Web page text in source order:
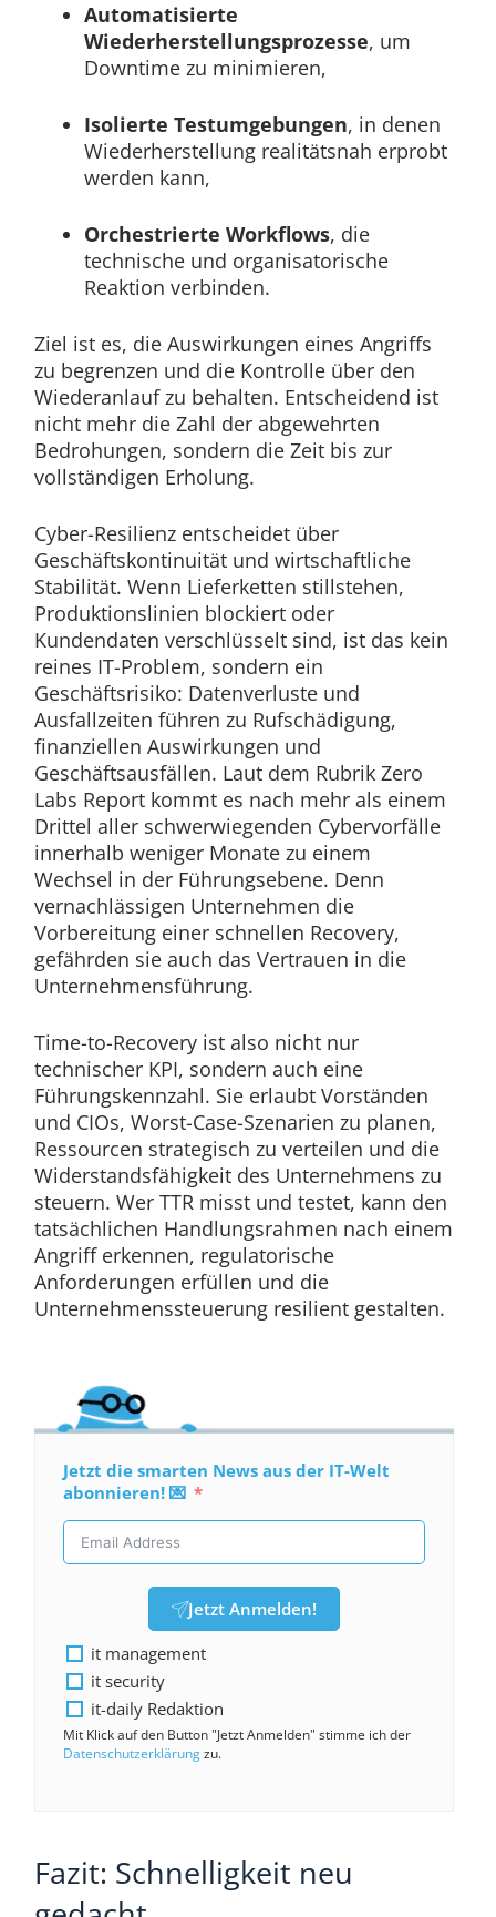
Automatisierte
Wiederherstellungsprozesse, um
Downtime zu minimieren,
Isolierte Testumgebungen, in denen
Wiederherstellung realitätsnah erprobt
werden kann,
Orchestrierte Workflows, die
technische und organisatorische
Reaktion verbinden.
Ziel ist es, die Auswirkungen eines Angriffs
zu begrenzen und die Kontrolle über den
Wiederanlauf zu behalten. Entscheidend ist
nicht mehr die Zahl der abgewehrten
Bedrohungen, sondern die Zeit bis zur
vollständigen Erholung.
Cyber-Resilienz entscheidet über
Geschäftskontinuität und wirtschaftliche
Stabilität. Wenn Lieferketten stillstehen,
Produktionslinien blockiert oder
Kundendaten verschlüsselt sind, ist das kein
reines IT-Problem, sondern ein
Geschäftsrisiko: Datenverluste und
Ausfallzeiten führen zu Rufschädigung,
finanziellen Auswirkungen und
Geschäftsausfällen. Laut dem Rubrik Zero
Labs Report kommt es nach mehr als einem
Drittel aller schwerwiegenden Cybervorfälle
innerhalb weniger Monate zu einem
Wechsel in der Führungsebene. Denn
vernachlässigen Unternehmen die
Vorbereitung einer schnellen Recovery,
gefährden sie auch das Vertrauen in die
Unternehmensführung.
Time-to-Recovery ist also nicht nur
technischer KPI, sondern auch eine
Führungskennzahl. Sie erlaubt Vorständen
und CIOs, Worst-Case-Szenarien zu planen,
Ressourcen strategisch zu verteilen und die
Widerstandsfähigkeit des Unternehmens zu
steuern. Wer TTR misst und testet, kann den
tatsächlichen Handlungsrahmen nach einem
Angriff erkennen, regulatorische
Anforderungen erfüllen und die
Unternehmenssteuerung resilient gestalten.
Jetzt die smarten News aus der IT-Welt
abonnieren! 💌
Jetzt Anmelden!
it management
it security
it-daily Redaktion
Mit Klick auf den Button "Jetzt Anmelden" stimme ich der
Datenschutzerklärungzu.
Fazit: Schnelligkeit neu